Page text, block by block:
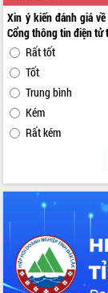
Xin ý kiến đánh giá
Cổng thông tin điện tử
Rất tốt
Tốt
Trung bình
Kém
Rất kém